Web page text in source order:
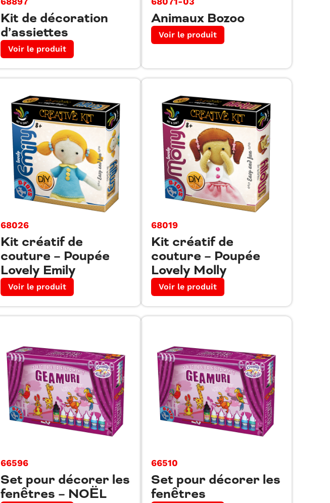
Kit de décoration
d’assiettes
Voir le produit
Animaux Bozoo
Voir le produit
68026
Kit créatif de
couture – Poupée
Lovely Emily
Voir le produit
68019
Kit créatif de
couture – Poupée
Lovely Molly
Voir le produit
66596
Set pour décorer les
fenêtres – NOËL
66510
Set pour décorer les
fenêtres